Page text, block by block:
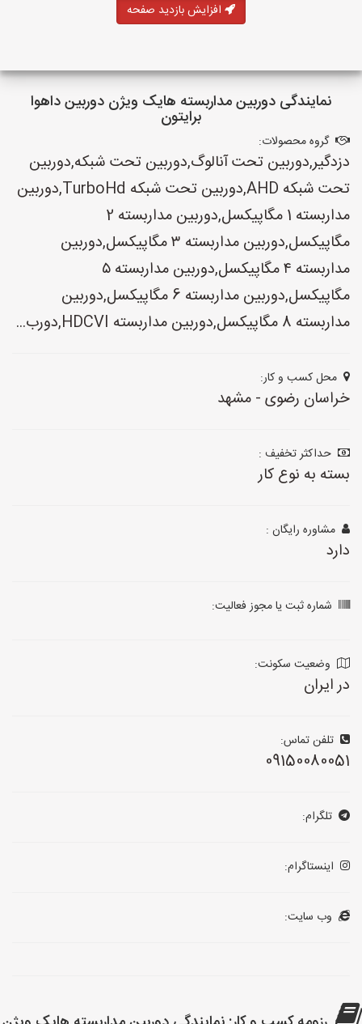
افزایش بازدید صفحه
نمایندگی دوربین مداربسته هایک ویژن دوربین داهوا
برایتون
گروه محصولات:
دزدگیر,دوربین تحت آنالوگ,دوربین تحت شبکه,دوربین
تحت شبکه AHD,دوربین تحت شبکه TurboHd,دوربین
مداربسته 1 مگاپیکسل,دوربین مداربسته 2
مگاپیکسل,دوربین مداربسته ۳ مگاپیکسل,دوربین
مداربسته ۴ مگاپیکسل,دوربین مداربسته ۵
مگاپیکسل,دوربین مداربسته 6 مگاپیکسل,دوربین
مداربسته 8 مگاپیکسل,دوربین مداربسته HDCVI,دورب...
محل کسب و کار:
خراسان رضوی - مشهد
حداکثر تخفیف :
بسته به نوع کار
مشاوره رایگان :
دارد
شماره ثبت یا مجوز فعالیت:
وضعیت سکونت:
در ایران
تلفن تماس:
09150080051
تلگرام:
اینستاگرام:
وب سایت: